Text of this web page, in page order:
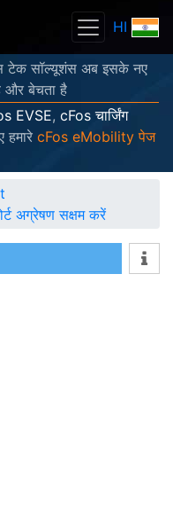
HI
टेक सॉल्यूशंस अब इसके नए
और बेचता है
EVSE, cFos चार्जिंग
cFos eMobility पेज
अग्रेषण सक्षम करें